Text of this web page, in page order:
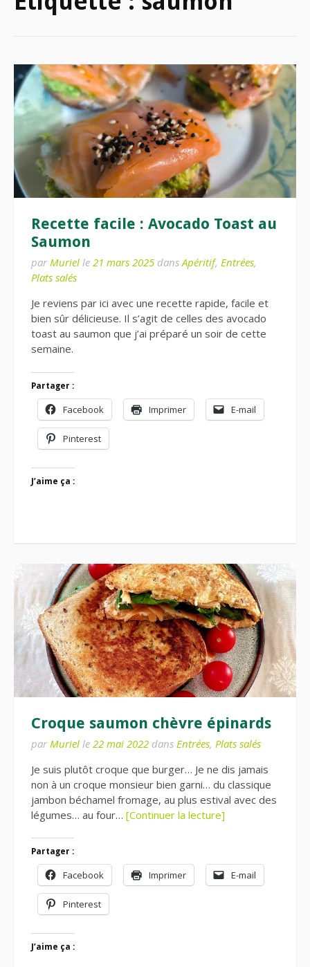
Recette facile : Avocado Toast au
Saumon
par Muriel le 21 mars 2025 dansApéritif, Entrées,
Plats salés
Je reviens par ici avec une recette rapide, facile et
bien sûr délicieuse. Il s’agit de celles des avocado
toast au saumon que j’ai préparé un soir de cette
semaine.
Partager :
Facebook Imprimer E-mail
Pinterest
J’aime ça :
Croque saumon chèvre épinards
par Muriel le 22 mai 2022 dans Entrées, Plats salés
Je suis plutôt croque que burger… Je ne dis jamais
non à un croque monsieur bien garni… du classique
jambon béchamel fromage, au plus estival avec des
légumes… au four… [Continuer la lecture]
Partager :
Facebook Imprimer E-mail
Pinterest
J’aime ça :